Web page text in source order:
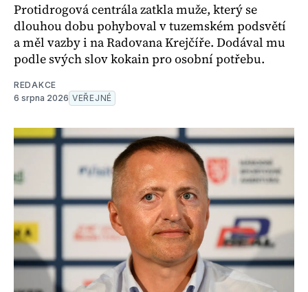
Protidrogová centrála zatkla muže, který se
dlouhou dobu pohyboval v tuzemském podsvětí
a měl vazby i na Radovana Krejčíře. Dodával mu
podle svých slov kokain pro osobní potřebu.
REDAKCE
6 srpna 2026 VEŘEJNÉ